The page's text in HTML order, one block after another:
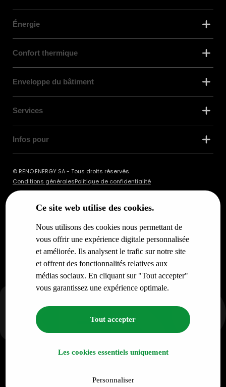
Ce site web utilise des cookies.
Nous utilisons des cookies nous permettant de
vous offrir une expérience digitale personnalisée
et améliorée. Ils analysent le trafic sur notre site
et offrent des fonctionnalités relatives aux
médias sociaux. En cliquant sur "Tout accepter"
vous garantissez une expérience optimale.
Tout accepter
Les cookies essentiels uniquement
Personnaliser
Énergie
Confort thermique
Enveloppe du bâtiment
Services
Infos pour
© RENO.ENERGY SA - Tous droits réservés.
Conditions généralesPolitique de confidentialité